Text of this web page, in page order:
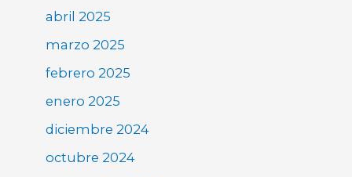
abril 2025
marzo 2025
febrero 2025
enero 2025
diciembre 2024
octubre 2024